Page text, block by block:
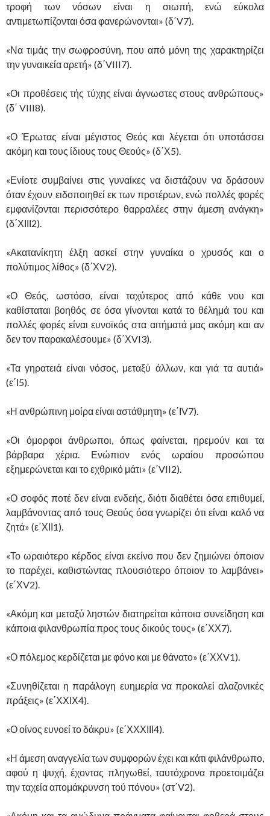
τροφή των νόσων είναι η σιωπή, ενώ εύκολα
αντιμετωπίζονται όσα φανερώνονται» (δ΄V7).
«Να τιμάς την σωφροσύνη, που από μόνη της χαρακτηρίζει
την γυναικεία αρετή» (δ΄VIII7).
«Οι προθέσεις τής τύχης είναι άγνωστες στους ανθρώπους»
(δ΄ VIII8).
«Ο Έρωτας είναι μέγιστος Θεός και λέγεται ότι υποτάσσει
ακόμη και τους ίδιους τους Θεούς» (δ΄Χ5).
«Ενίοτε συμβαίνει στις γυναίκες να διστάζουν να δράσουν
όταν έχουν ειδοποιηθεί εκ των προτέρων, ενώ πολλές φορές
εμφανίζονται περισσότερο θαρραλέες στην άμεση ανάγκη»
(δ΄ΧΙΙΙ2).
«Ακατανίκητη έλξη ασκεί στην γυναίκα ο χρυσός και ο
πολύτιμος λίθος» (δ΄ΧV2).
«Ο Θεός, ωστόσο, είναι ταχύτερος από κάθε νου και
καθίσταται βοηθός σε όσα γίνονται κατά το θέλημά του και
πολλές φορές είναι ευνοϊκός στα αιτήματά μας ακόμη και αν
δεν τον παρακαλέσουμε» (δ΄ΧVI3).
«Τα γηρατειά είναι νόσος, μεταξύ άλλων, και γιά τα αυτιά»
(ε΄Ι5).
«Η ανθρώπινη μοίρα είναι αστάθμητη» (ε΄ΙV7).
«Οι όμορφοι άνθρωποι, όπως φαίνεται, ηρεμούν και τα
βάρβαρα χέρια. Ενώπιον ενός ωραίου προσώπου
εξημερώνεται και το εχθρικό μάτι» (ε΄VII2).
«Ο σοφός ποτέ δεν είναι ενδεής, διότι διαθέτει όσα επιθυμεί,
λαμβάνοντας από τους Θεούς όσα γνωρίζει ότι είναι καλό να
ζητά» (ε΄ΧΙΙ1).
«Το ωραιότερο κέρδος είναι εκείνο που δεν ζημιώνει όποιον
το παρέχει, καθιστώντας πλουσιότερο όποιον το λαμβάνει»
(ε΄ΧV2).
«Ακόμη και μεταξύ ληστών διατηρείται κάποια συνείδηση και
κάποια φιλανθρωπία προς τους δικούς τους» (ε΄ΧΧ7).
«Ο πόλεμος κερδίζεται με φόνο και με θάνατο» (ε΄ΧΧV1).
«Συνηθίζεται η παράλογη ευημερία να προκαλεί αλαζονικές
πράξεις» (ε΄ΧΧΙΧ4).
«Ο οίνος ευνοεί το δάκρυ» (ε΄ΧΧΧΙΙΙ4).
«Η άμεση αναγγελία των συμφορών έχει και κάτι φιλάνθρωπο,
αφού η ψυχή, έχοντας πληγωθεί, ταυτόχρονα προετοιμάζει
την ταχεία απομάκρυνση τού πόνου» (στ΄V2).